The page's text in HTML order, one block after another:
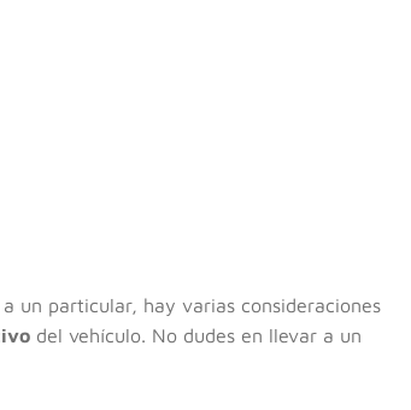
un particular, hay varias consideraciones
del vehículo. No dudes en llevar a un